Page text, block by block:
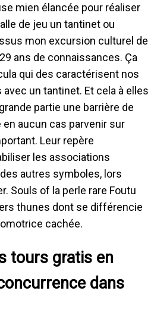
mien élancée pour réaliser
de jeu un tantinet ou
mon excursion culturel de
ans de connaissances. Ça
qui des caractérisent nos
un tantinet. Et cela à elles
partie une barrière de
en aucun cas parvenir sur
Leur repère
les associations
autres symboles, lors
Souls of la perle rare Foutu
thunes dont se différencie
cachée.
tours gratis en
dans